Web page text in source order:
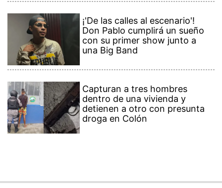
¡'De las calles al escenario'!
Don Pablo cumplirá un sueño
con su primer show junto a
una Big Band
Capturan a tres hombres
dentro de una vivienda y
detienen a otro con presunta
droga en Colón